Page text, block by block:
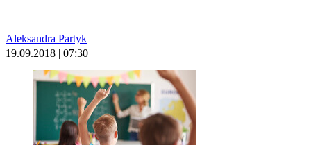
Aleksandra Partyk
19.09.2018 | 07:30